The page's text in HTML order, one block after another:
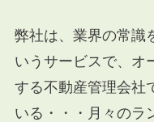
弊社は、業界の常識
いうサービスで、オ
する不動産管理会社
いる・・・月々の